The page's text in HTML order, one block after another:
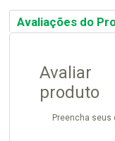
Avaliações do
Avaliar
produto
Preencha seus